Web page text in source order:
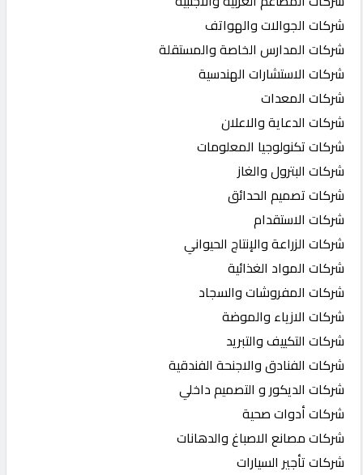
شركات الجوالات والهواتف
شركات المدارس الخاصة والمستقلة
شركات الاستشارات الهندسية
شركات المعدات
شركات الدعاية والاعلان
شركات تكنولوجيا المعلومات
شركات البترول والغاز
شركات تصميم الحدائق
شركات الاستقدام
شركات الزراعة والإنتاج الحيواني
شركات المواد الغذائية
شركات المفروشات والسجاد
شركات الازياء والموضة
شركات التكييف والتبريد
شركات الفنادق والاجنحة الفندقية
شركات الديكور و التصميم داخلي
شركات أدوات صحية
شركات مصانع الاصباغ والدهانات
شركات تأجير السيارات